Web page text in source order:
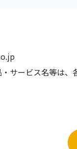
サービス名等は、